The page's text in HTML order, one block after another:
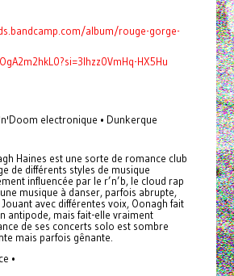
album/rouge-gorge-
HX5Hu
electronique • Dunkerque
Haines est une sorte de romance club
de différents styles de musique
influencée par le r’n’b, le cloud rap
musique à danser, parfois abrupte,
avec différentes voix, Oonagh fait
antipode, mais fait-elle vraiment
de ses concerts solo est sombre
mais parfois gênante.
•